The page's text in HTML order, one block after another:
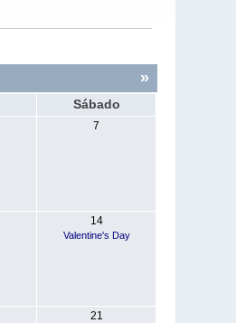
»
Sábado
7
14
Valentine's Day
21